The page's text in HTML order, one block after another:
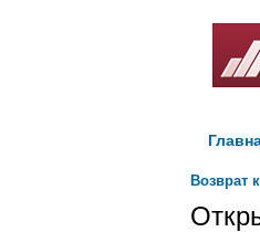
Возврат